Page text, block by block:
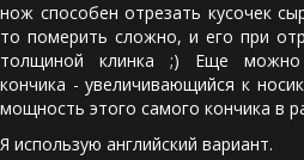
нож способен отрезать кусочек
то померить сложно, и его при
толщиной клинка ;) Еще можно
кончика - увеличивающийся к
мощность этого самого кончика в
Я использую английский вариант.